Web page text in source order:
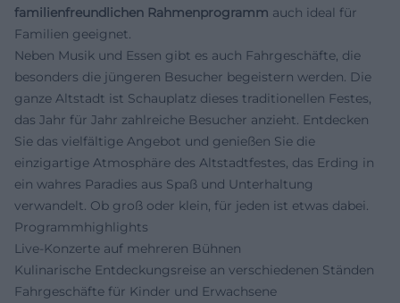
familienfreundlichen Rahmenprogramm auch ideal für
Familien geeignet.
Neben Musik und Essen gibt es auch Fahrgeschäfte, die
besonders die jüngeren Besucher begeistern werden. Die
ganze Altstadt ist Schauplatz dieses traditionellen Festes,
das Jahr für Jahr zahlreiche Besucher anzieht. Entdecken
Sie das vielfältige Angebot und genießen Sie die
einzigartige Atmosphäre des Altstadtfestes, das Erding in
ein wahres Paradies aus Spaß und Unterhaltung
verwandelt. Ob groß oder klein, für jeden ist etwas dabei.
Programmhighlights
Live-Konzerte auf mehreren Bühnen
Kulinarische Entdeckungsreise an verschiedenen Ständen
Fahrgeschäfte für Kinder und Erwachsene